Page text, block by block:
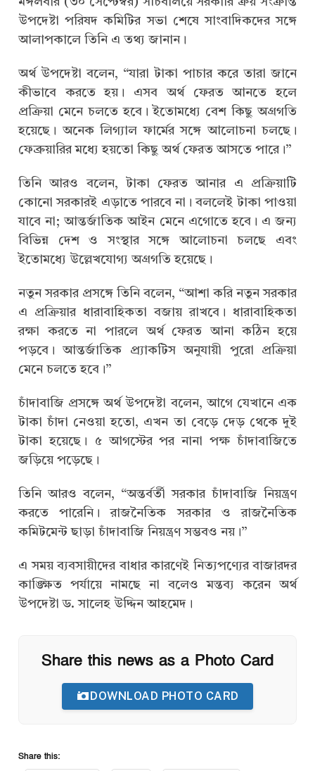
উপদেষ্টা পরিষদ কমিটির সভা শেষে সাংবাদিকদের সঙ্গে
আলাপকালে তিনি এ তথ্য জানান।
অর্থ উপদেষ্টা বলেন, “যারা টাকা পাচার করে তারা জানে
কীভাবে করতে হয়। এসব অর্থ ফেরত আনতে হলে
প্রক্রিয়া মেনে চলতে হবে। ইতোমধ্যে বেশ কিছু অগ্রগতি
হয়েছে। অনেক লিগ্যাল ফার্মের সঙ্গে আলোচনা চলছে।
ফেব্রুয়ারির মধ্যে হয়তো কিছু অর্থ ফেরত আসতে পারে।”
তিনি আরও বলেন, টাকা ফেরত আনার এ প্রক্রিয়াটি
কোনো সরকারই এড়াতে পারবে না। বললেই টাকা পাওয়া
যাবে না; আন্তর্জাতিক আইন মেনে এগোতে হবে। এ জন্য
বিভিন্ন দেশ ও সংস্থার সঙ্গে আলোচনা চলছে এবং
ইতোমধ্যে উল্লেখযোগ্য অগ্রগতি হয়েছে।
নতুন সরকার প্রসঙ্গে তিনি বলেন, “আশা করি নতুন সরকার
এ প্রক্রিয়ার ধারাবাহিকতা বজায় রাখবে। ধারাবাহিকতা
রক্ষা করতে না পারলে অর্থ ফেরত আনা কঠিন হয়ে
পড়বে। আন্তর্জাতিক প্র্যাকটিস অনুযায়ী পুরো প্রক্রিয়া
মেনে চলতে হবে।”
চাঁদাবাজি প্রসঙ্গে অর্থ উপদেষ্টা বলেন, আগে যেখানে এক
টাকা চাঁদা নেওয়া হতো, এখন তা বেড়ে দেড় থেকে দুই
টাকা হয়েছে। ৫ আগস্টের পর নানা পক্ষ চাঁদাবাজিতে
জড়িয়ে পড়েছে।
তিনি আরও বলেন, “অন্তর্বর্তী সরকার চাঁদাবাজি নিয়ন্ত্রণ
করতে পারেনি। রাজনৈতিক সরকার ও রাজনৈতিক
কমিটমেন্ট ছাড়া চাঁদাবাজি নিয়ন্ত্রণ সম্ভবও নয়।”
এ সময় ব্যবসায়ীদের বাধার কারণেই নিত্যপণ্যের বাজারদর
কাঙ্ক্ষিত পর্যায়ে নামছে না বলেও মন্তব্য করেন অর্থ
উপদেষ্টা ড. সালেহ উদ্দিন আহমেদ।
Share this news as a Photo Card
DOWNLOAD PHOTO CARD
Share this: